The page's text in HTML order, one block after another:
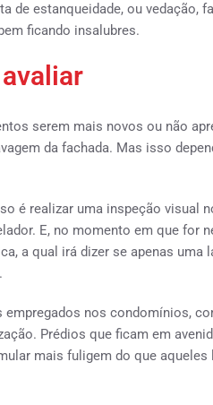
de estanqueidade, ou vedação,
ficando insalubres.
serem mais novos ou não
da fachada. Mas isso
é realizar uma inspeção visual
E, no momento em que for
a qual irá dizer se apenas uma
nos condomínios,
Prédios que ficam em
mais fuligem do que